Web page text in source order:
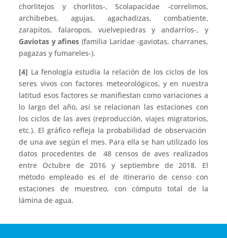
chorlitejos y chorlitos-, Scolapacidae -correlimos,
archibebes, agujas, agachadizas, combatiente,
zarapitos, falaropos, vuelvepiedras y andarríos-, y
Gaviotas y afines (familia Laridae -gaviotas, charranes,
pagazas y fumareles-).
[4] La fenología estudia la relación de los ciclos de los
seres vivos con factores meteorológicos, y en nuestra
latitud esos factores se manifiestan como variaciones a
lo largo del año, así se relacionan las estaciones con
los ciclos de las aves (reproducción, viajes migratorios,
etc.). El gráfico refleja la probabilidad de observación
de una ave según el mes. Para ella se han utilizado los
datos procedentes de 48 censos de aves realizados
entre Octubre de 2016 y septiembre de 2018. El
método empleado es el de itinerario de censo con
estaciones de muestreo, con cómputo total de la
lámina de agua.